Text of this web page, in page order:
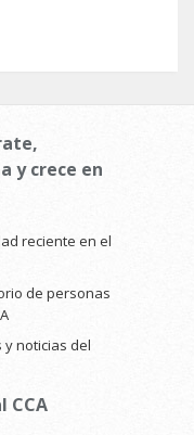
y crece en
reciente en el
de personas
y noticias del
CCA